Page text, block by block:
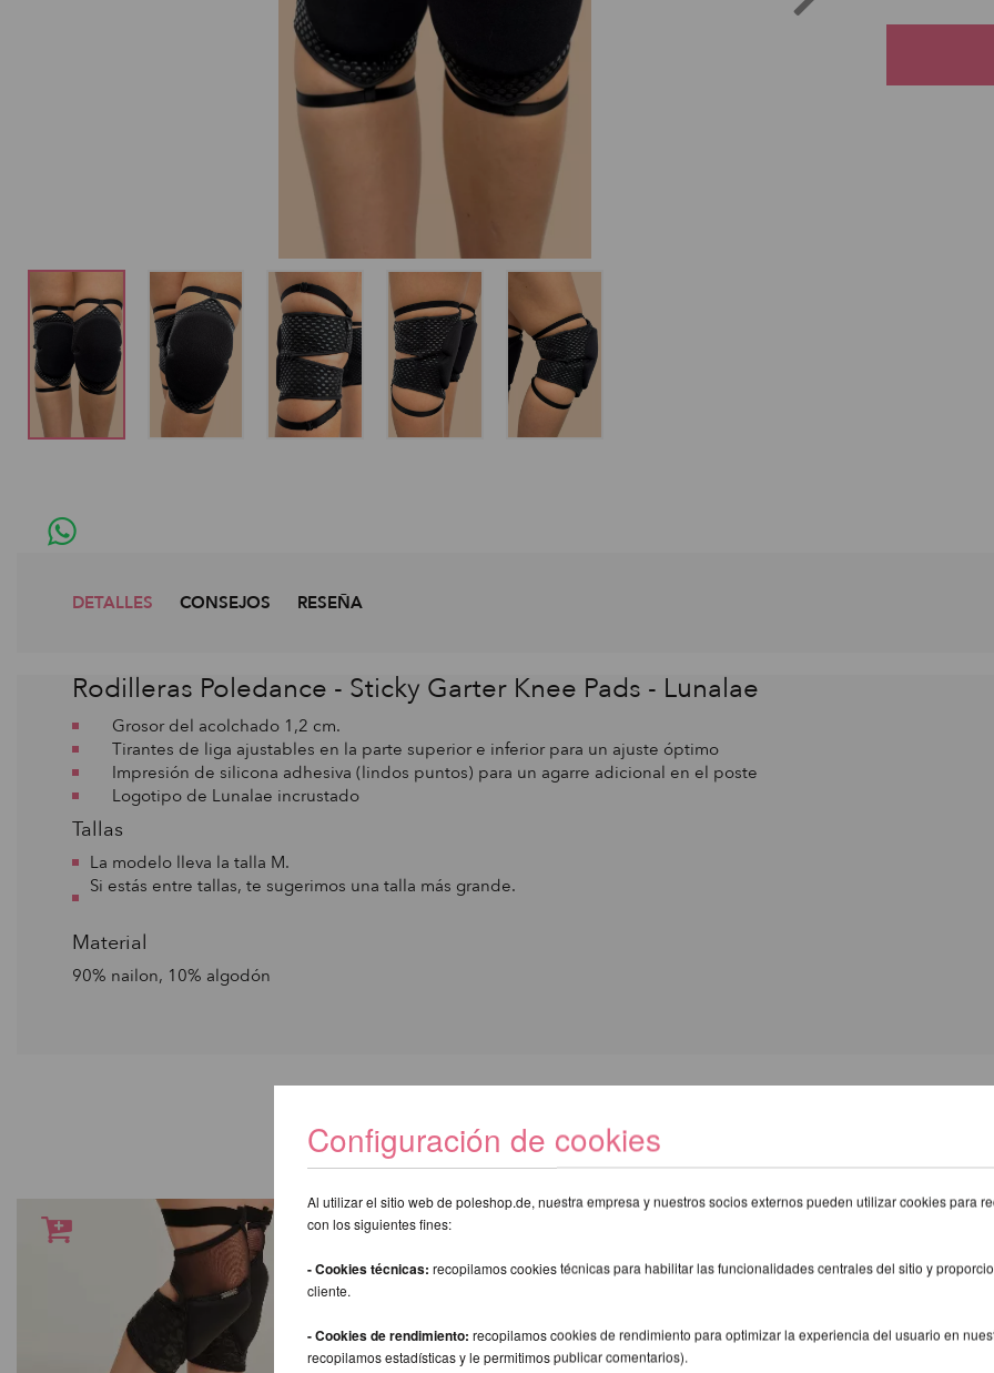
DETALLES CONSEJOS RESEÑA
Rodilleras Poledance - Sticky Garter Knee Pads - Lunalae
Grosor del acolchado 1,2 cm.
Tirantes de liga ajustables en la parte superior e inferior para un ajuste óptimo
Impresión de silicona adhesiva (lindos puntos) para un agarre adicional en el poste
Logotipo de Lunalae incrustado
Tallas
La modelo lleva la talla M.
Si estás entre tallas, te sugerimos una talla más grande.
Material
90% nailon, 10% algodón
TAMBIÉN LE RECOMENDAMOS LOS SIGUIENTES
Configuración de cookies
Al utilizar el sitio web de poleshop.de, nuestra empresa y nuestros socios externos pueden utilizar cookies para
con los siguientes fines:
- Cookies técnicas: recopilamos cookies técnicas para habilitar las funcionalidades centrales del sitio y
cliente.
- Cookies de rendimiento: recopilamos cookies de rendimiento para optimizar la experiencia del usuario en
recopilamos estadísticas y le permitimos publicar comentarios).